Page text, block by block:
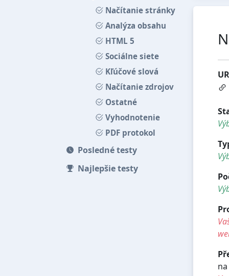
Načítanie stránky
Analýza obsahu
HTML 5
Sociálne siete
Kľúčové slová
Načítanie zdrojov
Ostatné
Vyhodnotenie
PDF protokol
Posledné testy
Najlepšie testy